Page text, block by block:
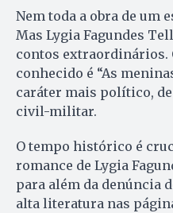
Nem toda a obra de um
Mas Lygia Fagundes
contos extraordinários.
conhecido é “As
caráter mais político,
civil-militar.
O tempo histórico é
romance de Lygia
para além da denúncia
alta literatura nas